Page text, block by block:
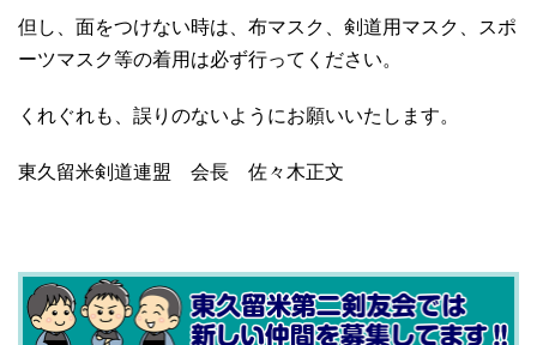
但し、面をつけない時は、布マスク、剣道用マスク、スポ
ーツマスク等の着用は必ず行ってください。
くれぐれも、誤りのないようにお願いいたします。
東久留米剣道連盟 会長 佐々木正文